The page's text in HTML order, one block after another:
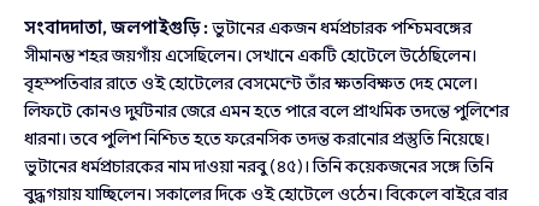
সংবাদদাতা, জলপাইগুড়ি :ভুটানের একজন ধর্মপ্রচারক পশ্চিমবঙ্গের
সীমানম্ত শহর জয়গাঁয় এসেছিলেন। সেখানে একটি হোটেলে উঠেছিলেন।
বৃহস্পতিবার রাতে ওই হোটেলের বেসমেন্টে তাঁর ক্ষতবিক্ষত দেহ মেলে।
লিফটে কোনও দুর্ঘটনার জেরে এমন হতে পারে বলে প্রাথমিক তদন্তে পুলিশের
ধারনা। তবে পুলিশ নিশ্চিত হতে ফরেনসিক তদন্ত করানোর প্রস্তুতি নিয়েছে।
ভুটানের ধর্মপ্রচারকের নাম দাওয়া নরবু (৪৫)। তিনি কয়েকজনের সঙ্গে তিনি
বুদ্ধগয়ায় যাচ্ছিলেন। সকালের দিকে ওই হোটেলে ওঠেন। বিকেলে বাইরে বার